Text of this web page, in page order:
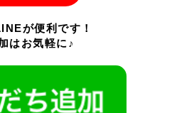
が便利です！
はお気軽に♪